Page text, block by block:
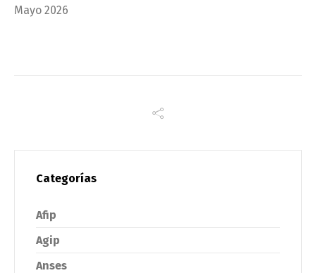
Mayo 2026
Categorías
Afip
Agip
Anses